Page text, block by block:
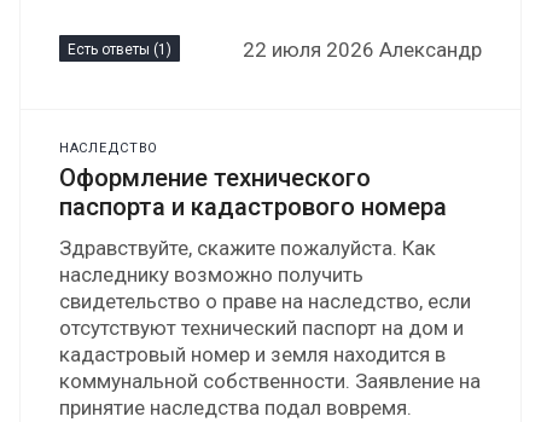
Есть ответы (1) 22 июля 2026 Александр
НАСЛЕДСТВО
Оформление технического
паспорта и кадастрового номера
Здравствуйте, скажите пожалуйста. Как
наследнику возможно получить
свидетельство о праве на наследство, если
отсутствуют технический паспорт на дом и
кадастровый номер и земля находится в
коммунальной собственности. Заявление на
принятие наследства подал вовремя.